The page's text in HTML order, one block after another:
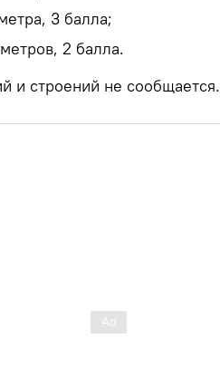
3 балла;
2 балла.
и строений не сообщается.